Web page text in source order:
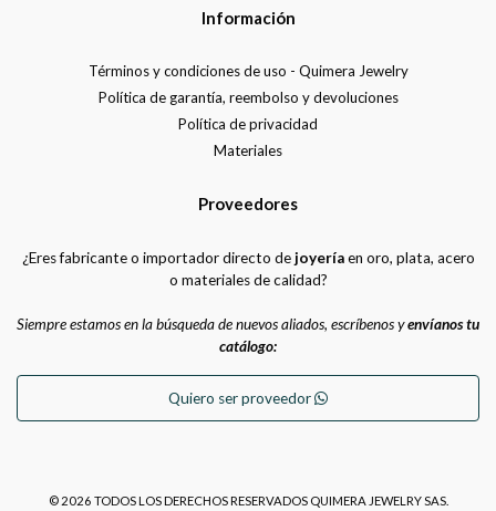
Información
Términos y condiciones de uso - Quimera Jewelry
Política de garantía, reembolso y devoluciones
Política de privacidad
Materiales
Proveedores
¿Eres fabricante o importador directo dejoyeríaen oro, plata, acero
o materiales de calidad?
Siempre estamos en la búsqueda de nuevos aliados, escríbenos yenvíanos tu
catálogo:
Quiero ser proveedor
© 2026 TODOS LOS DERECHOS RESERVADOS QUIMERA JEWELRY SAS.